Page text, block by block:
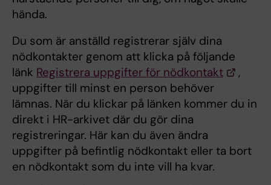
hända.
Du som är anställd registrerar själv dina
nödkontakter genom att klicka på följande
länk Registrera uppgifter för nödkontakt
,
uppgifter till minst en person behöver
lämnas. När du klickar på länken kommer du in
direkt i HR-arkivet där du gör dina
registreringar. Här kan du även ändra
uppgifter på befintlig nödkontakt eller ta bort
en nödkontakt som du inte vill ha kvar.